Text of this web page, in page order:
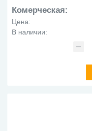
Комерческая:
Цена:
В наличии: